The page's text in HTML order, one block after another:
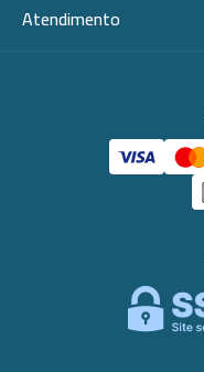
Atendimento